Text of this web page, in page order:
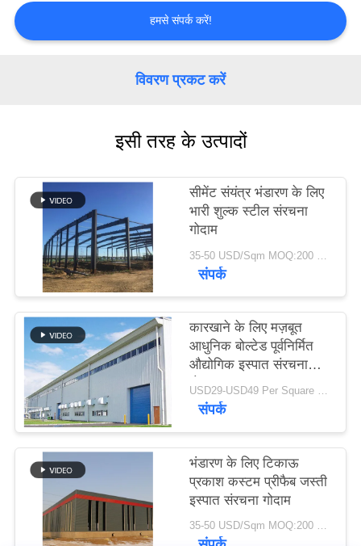
संपर्क
दोष
समाधान
BLOG
SITEMAP
PRIVACY
POLICY
हमसे संपर्क करें!
विवरण प्रकट करें
इसी तरह के उत्पादों
सीमेंट संयंत्र भंडारण के लिए
भारी शुल्क स्टील संरचना
गोदाम
35-50 USD/Sqm MOQ:200 वर्गमीटर
संपर्क
कारखाने के लिए मज़बूत
आधुनिक बोल्टेड पूर्वनिर्मित
औद्योगिक इस्पात संरचना
गोदाम
USD29-USD49 Per Square Meter MOQ:200 वर्ग मीटर
संपर्क
भंडारण के लिए टिकाऊ
प्रकाश कस्टम प्रीफैब जस्ती
इस्पात संरचना गोदाम
35-50 USD/Sqm MOQ:200 वर्ग मीटर